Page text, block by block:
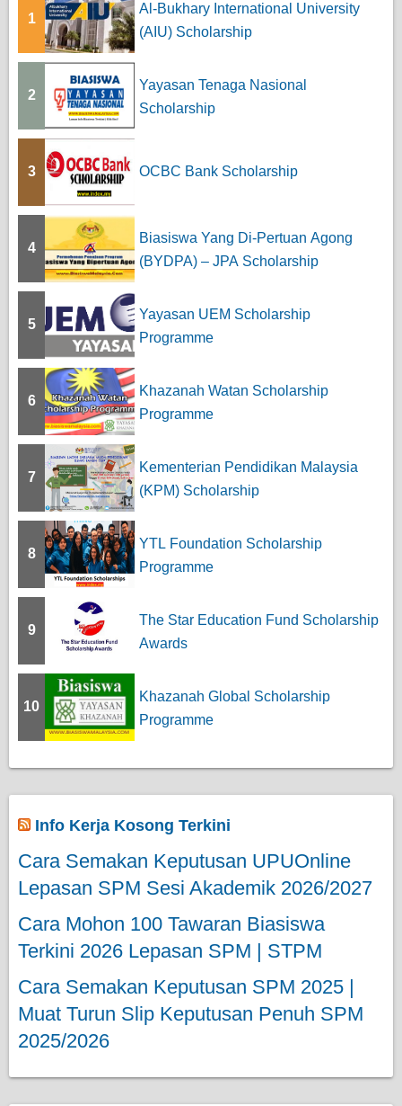
1
Al-Bukhary International University
(AIU) Scholarship
2
Yayasan Tenaga Nasional
Scholarship
3 OCBC Bank Scholarship
4
Biasiswa Yang Di-Pertuan Agong
(BYDPA) – JPA Scholarship
5
Yayasan UEM Scholarship
Programme
6
Khazanah Watan Scholarship
Programme
7
Kementerian Pendidikan Malaysia
(KPM) Scholarship
8
YTL Foundation Scholarship
Programme
9
The Star Education Fund Scholarship
Awards
10
Khazanah Global Scholarship
Programme
Info Kerja Kosong Terkini
Cara Semakan Keputusan UPUOnline
Lepasan SPM Sesi Akademik 2026/2027
Cara Mohon 100 Tawaran Biasiswa
Terkini 2026 Lepasan SPM | STPM
Cara Semakan Keputusan SPM 2025 |
Muat Turun Slip Keputusan Penuh SPM
2025/2026